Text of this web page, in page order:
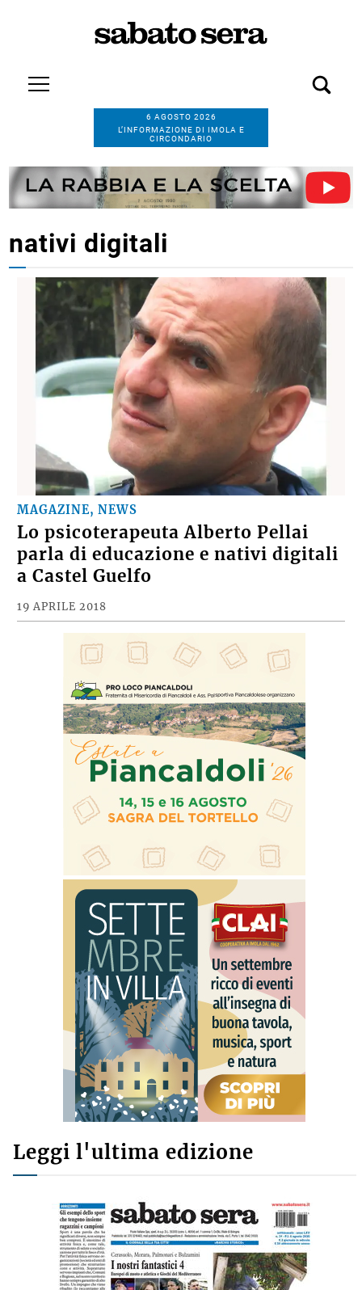
6 AGOSTO 2026
L’INFORMAZIONE DI IMOLA E
CIRCONDARIO
nativi digitali
MAGAZINE, NEWS
Lo psicoterapeuta Alberto Pellai
parla di educazione e nativi digitali
a Castel Guelfo
19 APRILE 2018
Leggi l'ultima edizione